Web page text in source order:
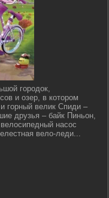
городок,
и озер, в котором
горный велик Спиди –
друзья – байк Пиньон,
насос
вело-леди...